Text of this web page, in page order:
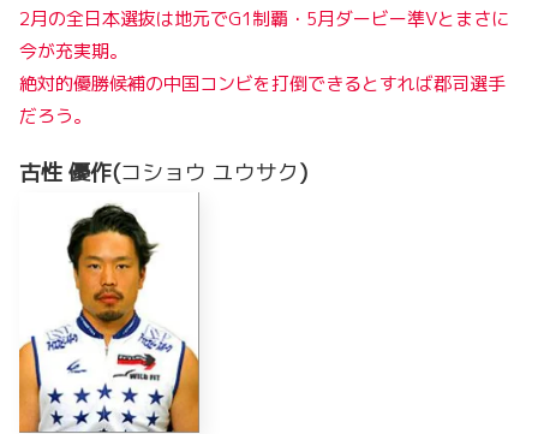
2月の全日本選抜は地元でG1制覇・5月ダービー準Vとまさに
今が充実期。
絶対的優勝候補の中国コンビを打倒できるとすれば郡司選手
だろう。
古性 優作(コショウ ユウサク)